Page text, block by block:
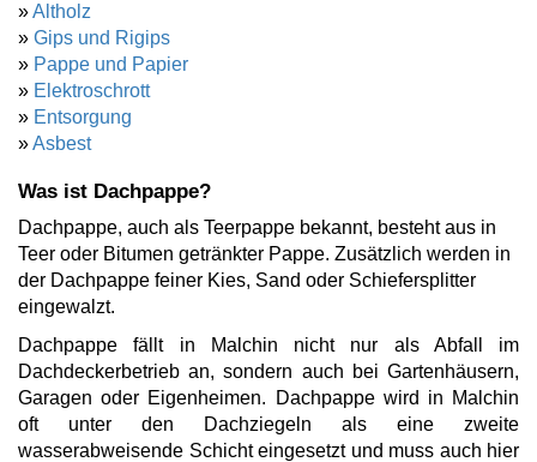
»Altholz
» Gips und Rigips
» Pappe und Papier
» Elektroschrott
» Entsorgung
»Asbest
Was ist Dachpappe?
Dachpappe, auch als Teerpappe bekannt, besteht aus in
Teer oder Bitumen getränkter Pappe. Zusätzlich werden in
der Dachpappe feiner Kies, Sand oder Schiefersplitter
eingewalzt.
Dachpappe fällt in Malchin nicht nur als Abfall im
Dachdeckerbetrieb an, sondern auch bei Gartenhäusern,
Garagen oder Eigenheimen. Dachpappe wird in Malchin
oft unter den Dachziegeln als eine zweite
wasserabweisende Schicht eingesetzt und muss auch hier